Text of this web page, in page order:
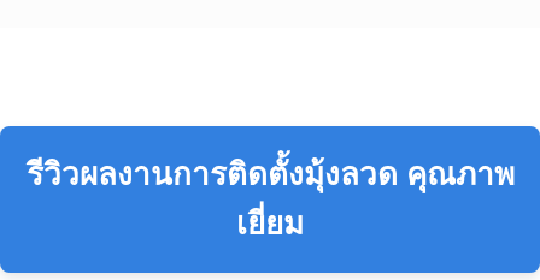
รีวิวผลงานการติดตั้งมุ้งลวด คุณภาพ
เยี่ยม